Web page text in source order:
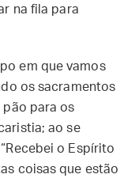
na fila para
em que vamos
os sacramentos
para os
ao se
o Espírito
coisas que estão